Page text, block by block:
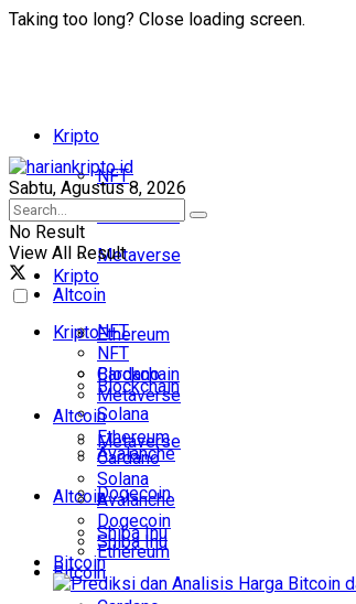
Taking too long? Close loading screen.
Kripto
NFT
Blockchain
Metaverse
Altcoin
Ethereum
Cardano
Solana
Avalanche
Dogecoin
Shiba Inu
Bitcoin
Sabtu, Agustus 8, 2026
No Result
View All Result
Kripto
NFT
Blockchain
Metaverse
Altcoin
Ethereum
Kripto
NFT
Blockchain
Metaverse
Altcoin
Ethereum
Cardano
Solana
Avalanche
Dogecoin
Shiba Inu
Bitcoin